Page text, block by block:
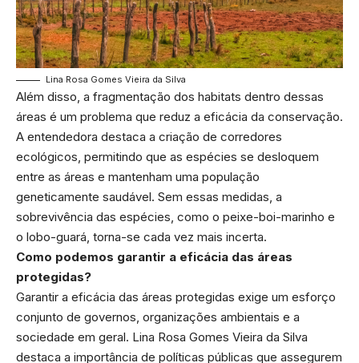
Lina Rosa Gomes Vieira da Silva
Além disso, a fragmentação dos habitats dentro dessas
áreas é um problema que reduz a eficácia da conservação.
A entendedora destaca a criação de corredores
ecológicos, permitindo que as espécies se desloquem
entre as áreas e mantenham uma população
geneticamente saudável. Sem essas medidas, a
sobrevivência das espécies, como o peixe-boi-marinho e
o lobo-guará, torna-se cada vez mais incerta.
Como podemos garantir a eficácia das áreas
protegidas?
Garantir a eficácia das áreas protegidas exige um esforço
conjunto de governos, organizações ambientais e a
sociedade em geral. Lina Rosa Gomes Vieira da Silva
destaca a importância de políticas públicas que assegurem